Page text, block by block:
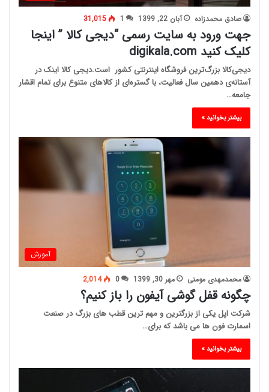
صادق محمدزاده آبان 22, 1399 1
31,015
جهت ورود به سایت رسمی “دیجی کالا ” اینجا
کلیک کنید digikala.com
دیجی‌کالا بزرگ‌ترین فروشگاه اینترنتی کشور است.دیجی کالا اینک در
آستانه‌ی دهمین سال فعالیت، با گستره‌ای از کالاهای متنوع برای تمام اقشار
جامعه…
بیشتر بخوانید »
آموزش
محمدمهدی مومنی مهر 30, 1399 0
2,014
چگونه قفل گوشی آیفون را باز کنیم؟
شرکت اپل یکی از بزرگترین و مهم ترین قطب های بزرگ در صنعت
اسمارت فون ها می باشد که برای…
بیشتر بخوانید »